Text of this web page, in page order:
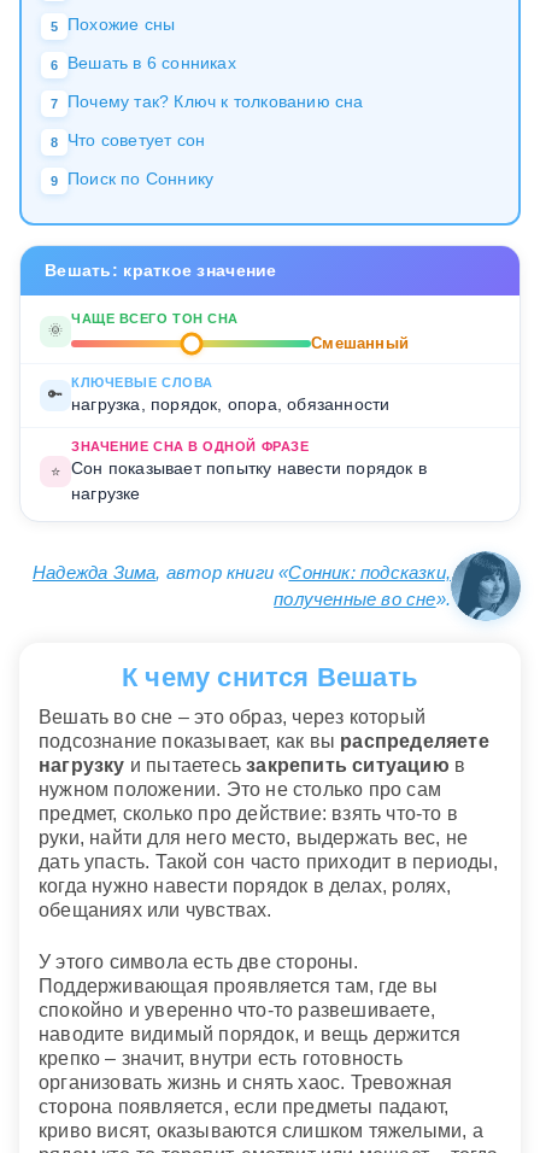
5 Похожие сны
6 Вешать в 6 сонниках
7 Почему так? Ключ к толкованию сна
8 Что советует сон
9 Поиск по Соннику
Вешать: краткое значение
🌞
ЧАЩЕ ВСЕГО ТОН СНА
Смешанный
🔑
КЛЮЧЕВЫЕ СЛОВА
нагрузка, порядок, опора, обязанности
⭐
ЗНАЧЕНИЕ СНА В ОДНОЙ ФРАЗЕ
Сон показывает попытку навести порядок в
нагрузке
Надежда Зима, автор книги «Сонник: подсказки,
полученные во сне».
К чему снится Вешать
Вешать во сне – это образ, через который
подсознание показывает, как вы распределяете
нагрузку и пытаетесьзакрепить ситуацию в
нужном положении. Это не столько про сам
предмет, сколько про действие: взять что-то в
руки, найти для него место, выдержать вес, не
дать упасть. Такой сон часто приходит в периоды,
когда нужно навести порядок в делах, ролях,
обещаниях или чувствах.
У этого символа есть две стороны.
Поддерживающая проявляется там, где вы
спокойно и уверенно что-то развешиваете,
наводите видимый порядок, и вещь держится
крепко – значит, внутри есть готовность
организовать жизнь и снять хаос. Тревожная
сторона появляется, если предметы падают,
криво висят, оказываются слишком тяжелыми, а